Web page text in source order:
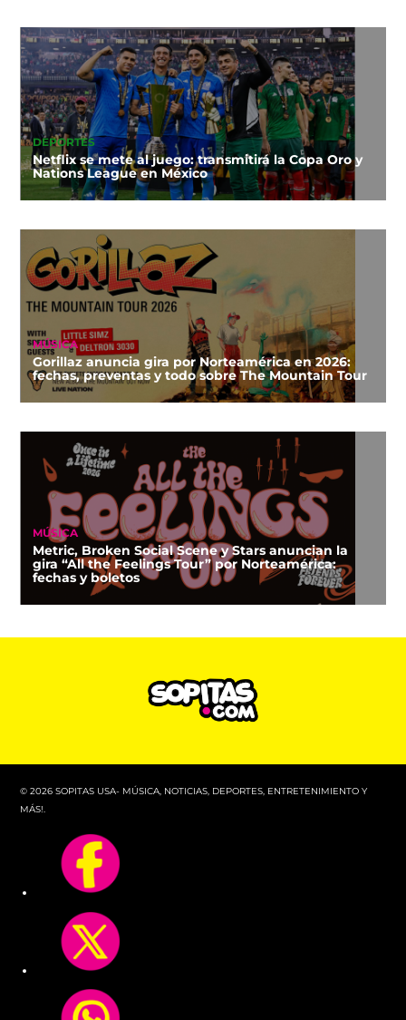
DEPORTES
Netflix se mete al juego: transmitirá la Copa Oro y
Nations League en México
MÚSICA
Gorillaz anuncia gira por Norteamérica en 2026:
fechas, preventas y todo sobre The Mountain Tour
MÚSICA
Metric, Broken Social Scene y Stars anuncian la
gira “All the Feelings Tour” por Norteamérica:
fechas y boletos
© 2026 SOPITAS USA- MÚSICA, NOTICIAS, DEPORTES, ENTRETENIMIENTO Y
MÁS!.